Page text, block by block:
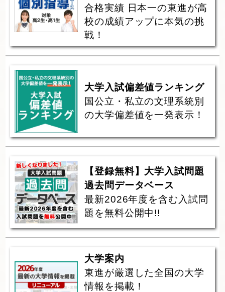
合格実績 日本一の東進が高
校の成績アップに本気の挑
戦！
大学入試偏差値ランキング
国公立・私立の文理系統別
の大学偏差値を一発表示！
【登録無料】大学入試問題
過去問データベース
最新2026年度を含む入試問
題を無料公開中!!
大学案内
東進が厳選した全国の大学
情報を掲載！